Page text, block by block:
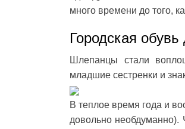
много времени до того,
Городская обувь
Шлепанцы стали
младшие сестренки и
В теплое время года и
довольно необдуманно).